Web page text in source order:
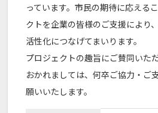
っています。市民の期待に応える
クトを企業の皆様のご支援により
活性化につなげてまいります。
プロジェクトの趣旨にご賛同いた
おかれましては、何卒ご協力・ご
願いいたします。